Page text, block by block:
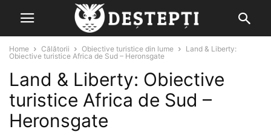
Home Călătorii Obiective turistice din lume
Land & Liberty:
Obiective turistice Africa de Sud – Heronsgate
Land & Liberty: Obiective
turistice Africa de Sud –
Heronsgate